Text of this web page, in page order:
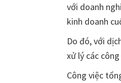
với doanh
kinh doanh
Do đó, với
xử lý các
Công việc